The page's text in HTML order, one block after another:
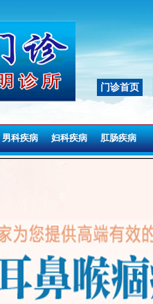
门诊首页
男科疾病 妇科疾病 肛肠疾病